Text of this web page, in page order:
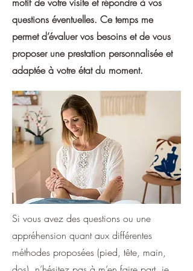
questions éventuelles. Ce temps me
permet d’évaluer vos besoins et de vous
proposer une prestation personnalisée et
adaptée à votre état du moment.
Si vous avez des questions ou une
appréhension quant aux différentes
méthodes proposées (pied, tête, main,